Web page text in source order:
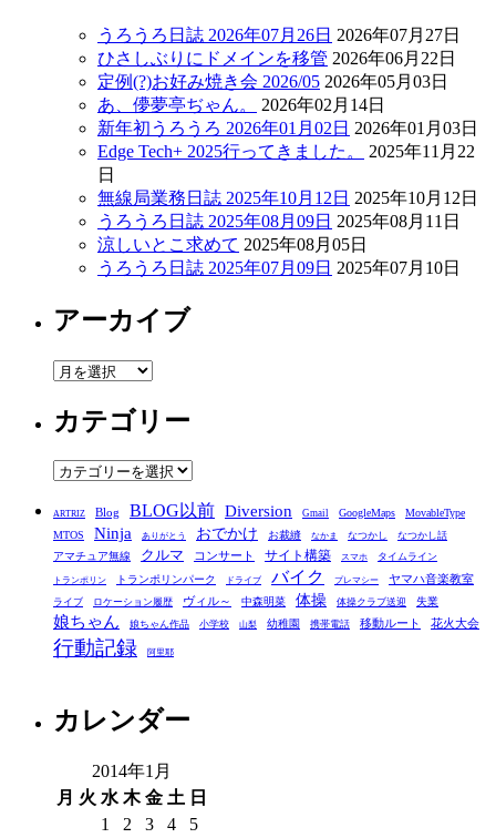
うろうろ日誌 2026年07月26日 2026年07月27日
ひさしぶりにドメインを移管 2026年06月22日
定例(?)お好み焼き会 2026/05 2026年05月03日
あ、儚夢亭ぢゃん。
2026年02月14日
新年初うろうろ 2026年01月02日 2026年01月03日
Edge Tech+ 2025行ってきました。
2025年11月22
日
無線局業務日誌 2025年10月12日 2025年10月12日
うろうろ日誌 2025年08月09日 2025年08月11日
涼しいとこ求めて 2025年08月05日
うろうろ日誌 2025年07月09日 2025年07月10日
アーカイブ
ア
カ
イ
ブ
カテゴリー
カ
ゴ
リ
ー
ARTRIZ Blog BLOG以前 Diversion Gmail GoogleMaps
MovableType
MTOS
Ninja ありがとう おでかけ お裁縫 なかま なつかし なつかし話
アマチュア無線 クルマ コンサート サイト構築 スマホ タイムライン
トランポリン トランポリンパーク ドライブ バイク プレマシー ヤマハ音楽教室
ライブ ロケーション履歴 ヴィル～ 中森明菜 体操 体操クラブ送迎 失業
娘ちゃん 娘ちゃん作品 小学校 山梨 幼稚園 携帯電話 移動ルート 花火大会
行動記録 阿里耶
カレンダー
2014年1月
月 火 水 木 金 土 日
1
2 3 4
5